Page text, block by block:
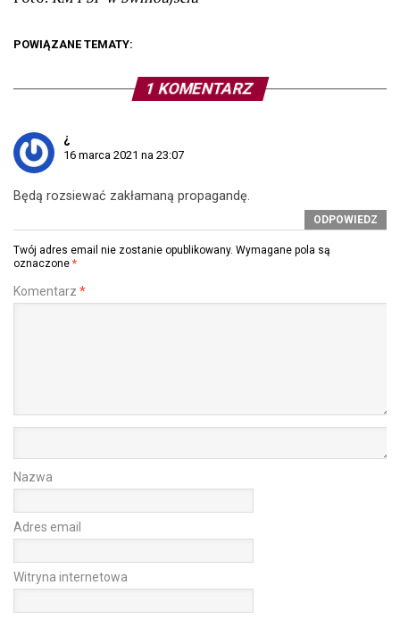
POWIĄZANE TEMATY:
1 KOMENTARZ
¿
16 marca 2021 na 23:07
Będą rozsiewać zakłamaną propagandę.
ODPOWIEDZ
Twój adres email nie zostanie opublikowany. Wymagane pola są
oznaczone *
Komentarz *
Nazwa
Adres email
Witryna internetowa